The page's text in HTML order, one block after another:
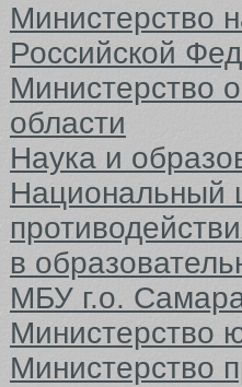
Министерство
Российской
Министерство
области
Наука и
Национальный
в
МБУ г.о.
Министерство
Министерство